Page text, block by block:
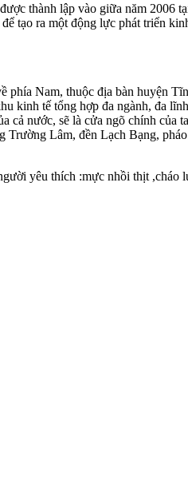
thành lập vào giữa năm 2006
tạo ra một động lực phát triển
phía Nam, thuộc địa bàn huyện
kinh tế tổng hợp đa ngành, đa
cả nước, sẽ là cửa ngõ chính
Lâm, đền Lạch Bạng,
yêu thích :mực nhồi thịt